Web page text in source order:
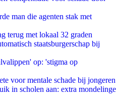
man die agenten stak met
terug met lokaal 32 graden
staatsburgerschap bij
op: 'stigma op
voor mentale schade bij jongeren
in scholen aan: extra mondelinge